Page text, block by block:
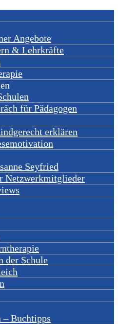
Angebote
& Lehrkräfte
für Pädagogen
erklären
Seyfried
Netzwerkmitglieder
der Schule
– Buchtipps